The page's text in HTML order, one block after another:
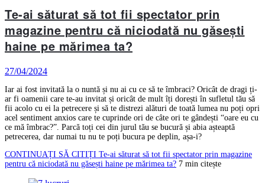
Te-ai săturat să tot fii spectator prin
magazine pentru că niciodată nu găsești
haine pe mărimea ta?
27/04/2024
Iar ai fost invitată la o nuntă și nu ai cu ce să te îmbraci? Oricât de dragi ți-
ar fi oamenii care te-au invitat și oricât de mult îți dorești în sufletul tău să
fii acolo cu ei la petrecere și să te distrezi alături de toată lumea nu poți opri
acel sentiment anxios care te cuprinde ori de câte ori te gândești “oare eu cu
ce mă îmbrac?”. Parcă toți cei din jurul tău se bucură și abia așteaptă
petrecerea, dar numai tu nu te poți bucura pe deplin, așa-i?
CONTINUAȚI SĂ CITIȚI Te-ai săturat să tot fii spectator prin magazine
pentru că niciodată nu găsești haine pe mărimea ta? 7 min citește